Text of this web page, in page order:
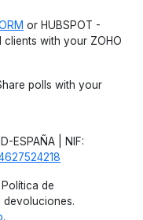
or HUBSPOT -
with your ZOHO
polls with your
ESPAÑA | NIF:
Política de
.